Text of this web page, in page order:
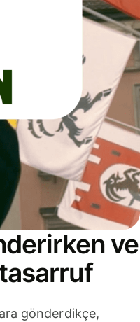
ve
gönderdikçe,